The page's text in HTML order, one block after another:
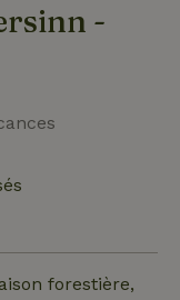
-
forestière,